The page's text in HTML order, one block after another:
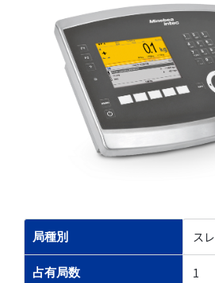
局種別 ス
占有局数 1